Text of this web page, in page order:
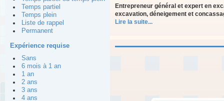
Temps partiel
Temps plein
Liste de rappel
Permanent
Expérience requise
Sans
6 mois à 1 an
1 an
2 ans
3 ans
4 ans
Entrepreneur général et expert en
excavation, déneigement et
Lire la suite...